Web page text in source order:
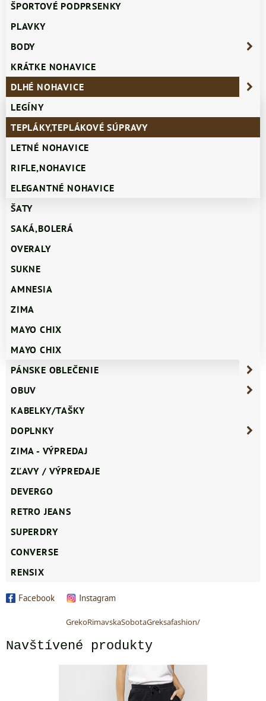
ŠPORTOVÉ PODPRSENKY
PLAVKY
BODY
KRÁTKE NOHAVICE
DLHÉ NOHAVICE
LEGÍNY
TEPLÁKY,TEPLÁKOVÉ SÚPRAVY
LETNÉ NOHAVICE
RIFLE,NOHAVICE
ELEGANTNÉ NOHAVICE
ŠATY
SAKÁ,BOLERÁ
OVERALY
SUKNE
AMNESIA
ZIMA
MAYO CHIX
MAYO CHIX
PÁNSKE OBLEČENIE
OBUV
KABELKY/TAŠKY
DOPLNKY
ZIMA - VÝPREDAJ
ZĽAVY / VÝPREDAJE
DEVERGO
RETRO JEANS
SUPERDRY
CONVERSE
RENSIX
Facebook Instagram
GrekoRimavskaSobotaGreksafashion/
Navštívené produkty